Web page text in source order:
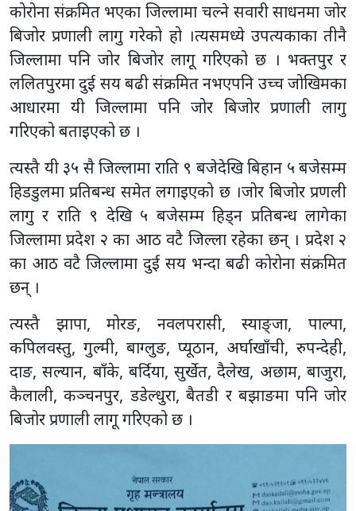
कोरोना संक्रमित भएका जिल्लामा चल्ने सवारी साधनमा जोर
बिजोर प्रणाली लागु गरेको हो ।त्यसमध्ये उपत्यकाका तीनै
जिल्लामा पनि जोर बिजोर लागू गरिएको छ । भक्तपुर र
ललितपुरमा दुई सय बढी संक्रमित नभएपनि उच्च जोखिमका
आधारमा यी जिल्लामा पनि जोर बिजोर प्रणाली लागु
गरिएको बताइएको छ ।
त्यस्तै यी ३५ सै जिल्लामा राति ९ बजेदेखि बिहान ५ बजेसम्म
हिडडुलमा प्रतिबन्ध समेत लगाइएको छ ।जोर बिजोर प्रणली
लागु र राति ९ देखि ५ बजेसम्म हिड्न प्रतिबन्ध लागेका
जिल्लामा प्रदेश २ का आठ वटै जिल्ला रहेका छन् । प्रदेश २
का आठ वटै जिल्लामा दुई सय भन्दा बढी कोरोना संक्रमित
छन् ।
त्यस्तै झापा, मोरङ, नवलपरासी, स्याङ्जा, पाल्पा,
कपिलवस्तु, गुल्मी, बाग्लुङ, प्यूठान, अर्घाखाँची, रुपन्देही,
दाङ, सल्यान, बाँके, बर्दिया, सुर्खेत, दैलेख, अछाम, बाजुरा,
कैलाली, कञ्चनपुर, डडेल्धुरा, बैतडी र बझाङमा पनि जोर
बिजोर प्रणाली लागू गरिएको छ ।